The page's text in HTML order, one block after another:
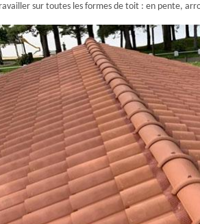
sur toutes les formes de toit : en pente,